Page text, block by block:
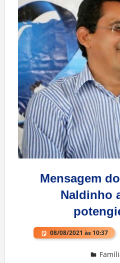
Mensagem
Naldinho
08/08/2021 às 10:37